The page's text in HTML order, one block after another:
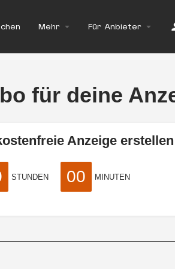
Mehr Für Anbieter
für deine
Anzeige
STUNDEN 00 MINUTEN